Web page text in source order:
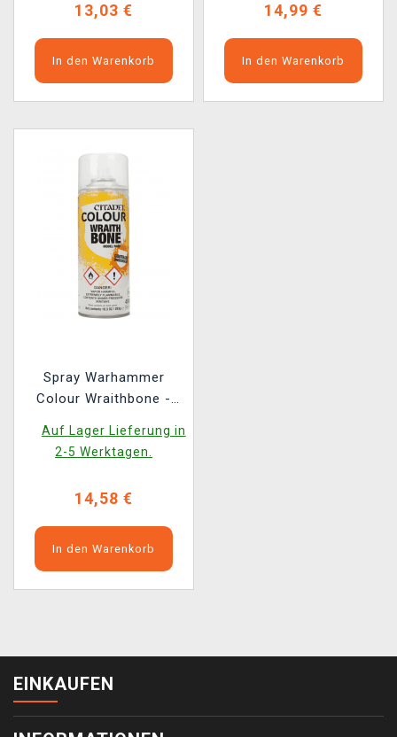
13,03 €
In den Warenkorb
14,99 €
In den Warenkorb
Spray Warhammer
Colour Wraithbone -
(Sprühdose)
Auf Lager Lieferung in
2-5 Werktagen.
14,58 €
In den Warenkorb
EINKAUFEN